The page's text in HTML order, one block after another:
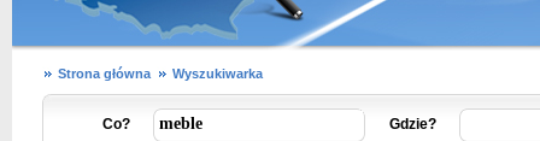
Strona główna Wyszukiwarka
Co? Gdzie?